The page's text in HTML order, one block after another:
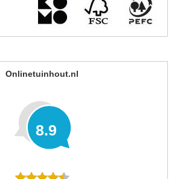
Onlinetuinhout.nl
8.9